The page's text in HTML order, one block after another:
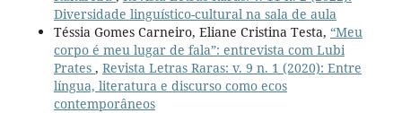
Diversidade linguístico-cultural na sala de aula
Téssia Gomes Carneiro, Eliane Cristina Testa, “Meu
corpo é meu lugar de fala”: entrevista com Lubi
Prates , Revista Letras Raras: v. 9 n. 1 (2020): Entre
língua, literatura e discurso como ecos
contemporâneos